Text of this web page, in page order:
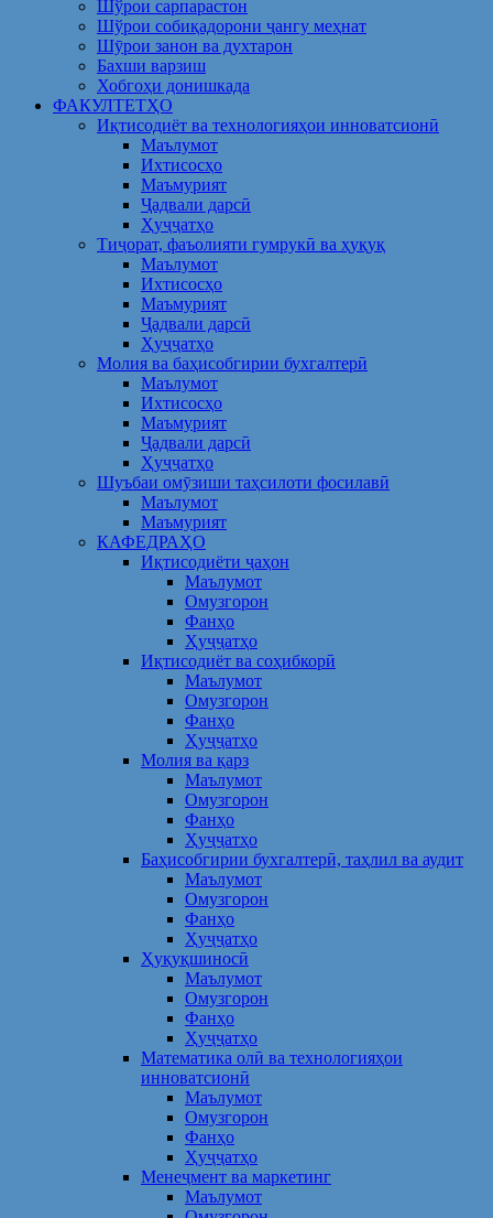
Шўрои сарпарастон
Шўрои собиқадорони ҷангу меҳнат
Шӯрои занон ва духтарон
Бахши варзиш
Хобгоҳи донишкада
ФАКУЛТЕТҲО
Иқтисодиёт ва технологияҳои инноватсионӣ
Маълумот
Ихтисосҳо
Маъмурият
Ҷадвали дарсӣ
Ҳуҷҷатҳо
Тиҷорат, фаъолияти гумрукӣ ва ҳуқуқ
Маълумот
Ихтисосҳо
Маъмурият
Ҷадвали дарсӣ
Ҳуҷҷатҳо
Молия ва баҳисобгирии бухгалтерӣ
Маълумот
Ихтисосҳо
Маъмурият
Ҷадвали дарсӣ
Ҳуҷҷатҳо
Шуъбаи омӯзиши таҳсилоти фосилавӣ
Маълумот
Маъмурият
КАФЕДРАҲО
Иқтисодиёти ҷаҳон
Маълумот
Омузгорон
Фанҳо
Ҳуҷҷатҳо
Иқтисодиёт ва соҳибкорӣ
Маълумот
Омузгорон
Фанҳо
Ҳуҷҷатҳо
Молия ва қарз
Маълумот
Омузгорон
Фанҳо
Ҳуҷҷатҳо
Баҳисобгирии бухгалтерӣ, таҳлил ва аудит
Маълумот
Омузгорон
Фанҳо
Ҳуҷҷатҳо
Ҳуқуқшиносӣ
Маълумот
Омузгорон
Фанҳо
Ҳуҷҷатҳо
Математика олӣ ва технологияҳои
инноватсионӣ
Маълумот
Омузгорон
Фанҳо
Ҳуҷҷатҳо
Менеҷмент ва маркетинг
Маълумот